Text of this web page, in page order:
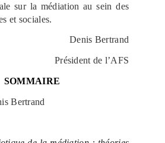
sur la médiation au sein des
et sociales.
Denis Bertrand
Président de l’AFS
SOMMAIRE
Bertrand